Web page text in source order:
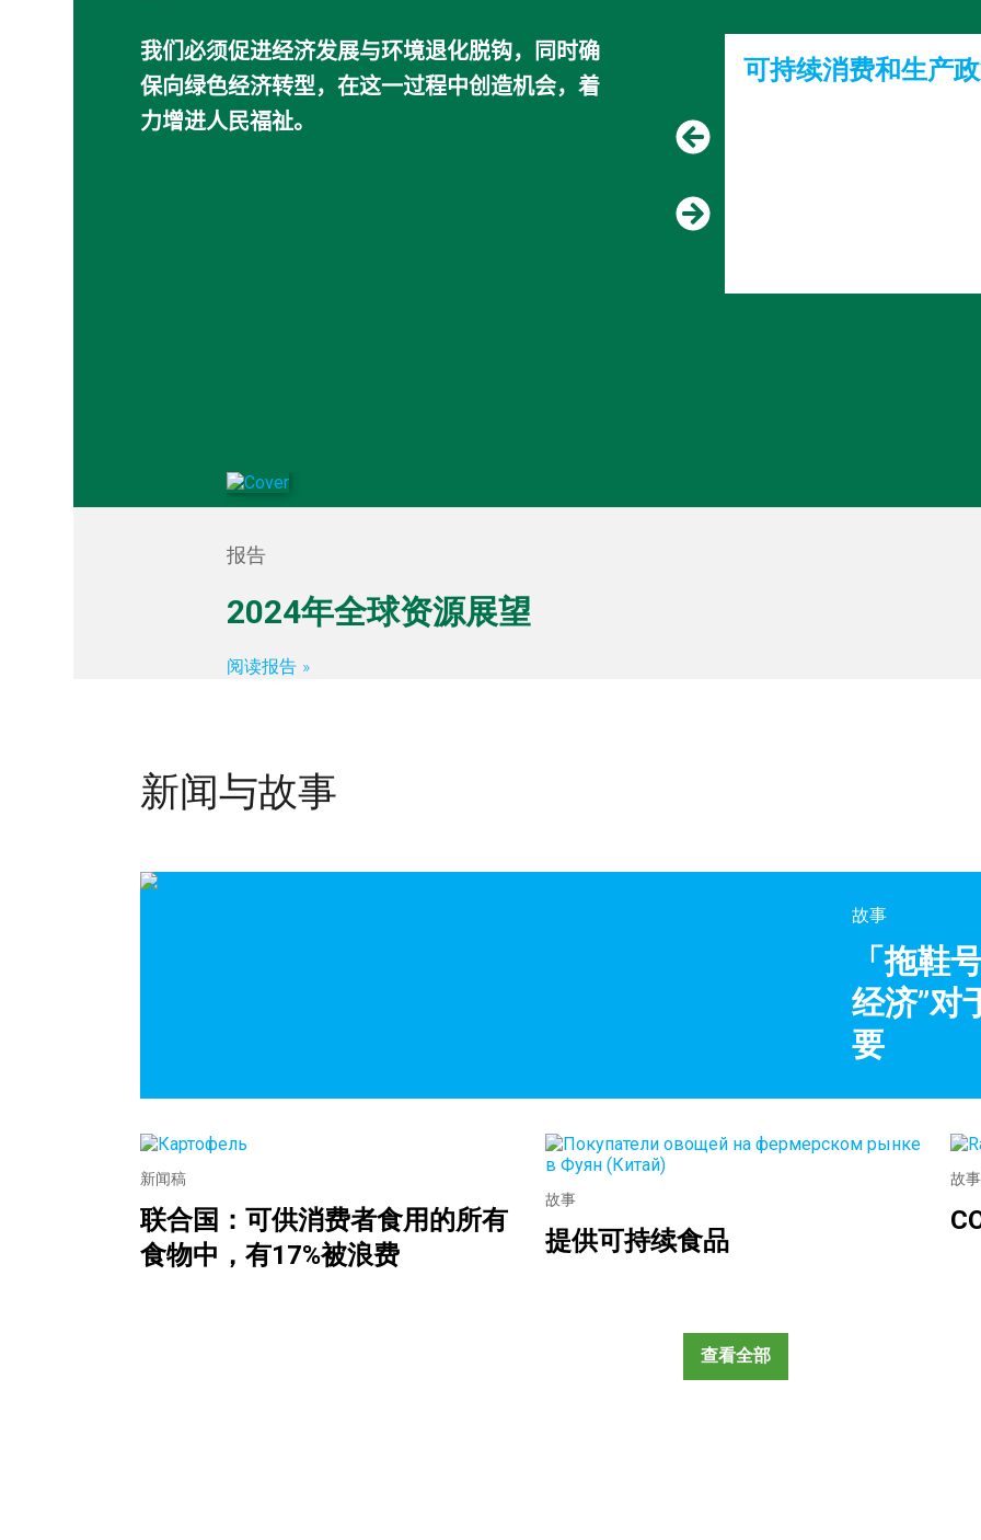
我们必须促进经济发展与环境退化脱钩，同时确
保向绿色经济转型，在这一过程中创造机会，着
力增进人民福祉。
10年方案框架 可持续消费和生产政策 生命周期计划
报告
2024年全球资源展望
阅读报告
新闻与故事
故事
「拖鞋
经济”对
要
新闻稿
联合国：可供消费者食用的所有
食物中，有17%被浪费
故事
提供可持续食品
故事
查看全部